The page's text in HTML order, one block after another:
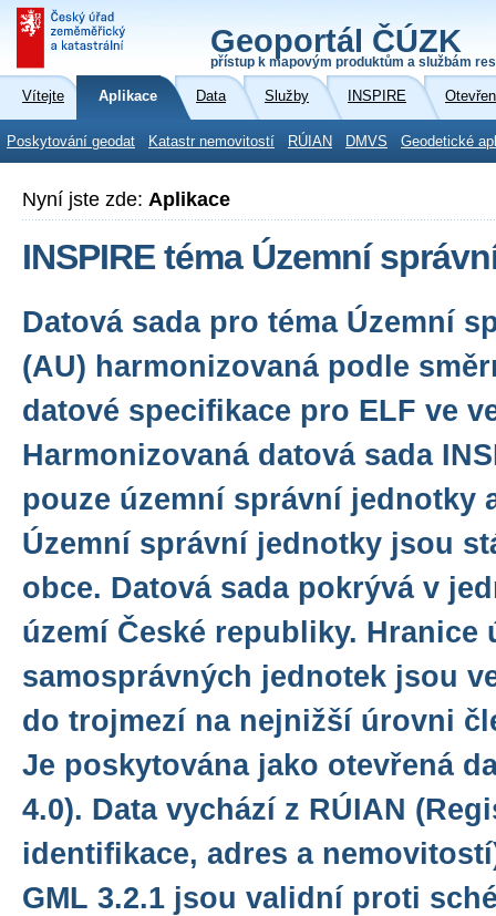
Geoportál ČÚZK
přístup k mapovým produktům a službám
Vítejte Aplikace Data Služby INSPIRE
Poskytování geodat Katastr nemovitostí RÚIAN DMVS Geodetické
Nyní jste zde: Aplikace
INSPIRE téma Územní
Datová sada pro téma Územní
(AU) harmonizovaná podle
datové specifikace pro ELF ve
Harmonizovaná datová sada
pouze územní správní jednotky
Územní správní jednotky jsou
obce. Datová sada pokrývá v
území České republiky. Hranice
samosprávných jednotek jsou
do trojmezí na nejnižší úrovni
Je poskytována jako otevřená
4.0). Data vychází z RÚIAN
identifikace, adres a
GML 3.2.1 jsou validní proti